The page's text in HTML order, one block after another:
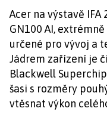
Acer na výstavě
GN100 AI,
určené pro vývoj a
Jádrem zařízení je
Blackwell
šasi s rozměry
vtěsnat výkon